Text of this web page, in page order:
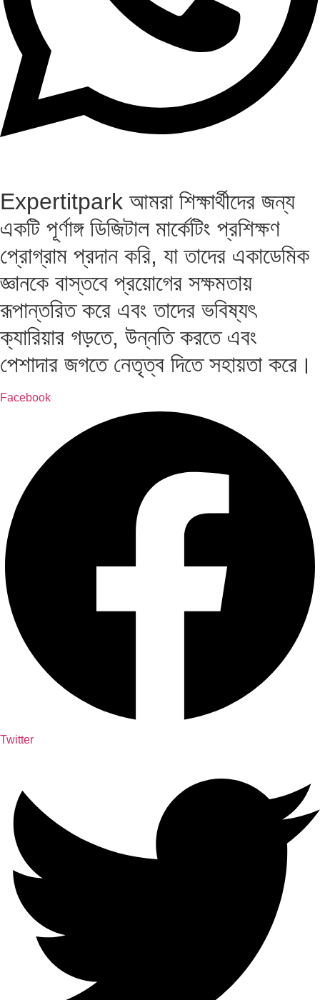
Expertitpark আমরা শিক্ষার্থীদের জন্য
একটি পূর্ণাঙ্গ ডিজিটাল মার্কেটিং প্রশিক্ষণ
প্রোগ্রাম প্রদান করি, যা তাদের একাডেমিক
জ্ঞানকে বাস্তবে প্রয়োগের সক্ষমতায়
রূপান্তরিত করে এবং তাদের ভবিষ্যৎ
ক্যারিয়ার গড়তে, উন্নতি করতে এবং
পেশাদার জগতে নেতৃত্ব দিতে সহায়তা করে।
Facebook
Twitter